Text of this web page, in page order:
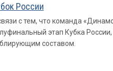
России
с тем, что команда
этап Кубка
составом.